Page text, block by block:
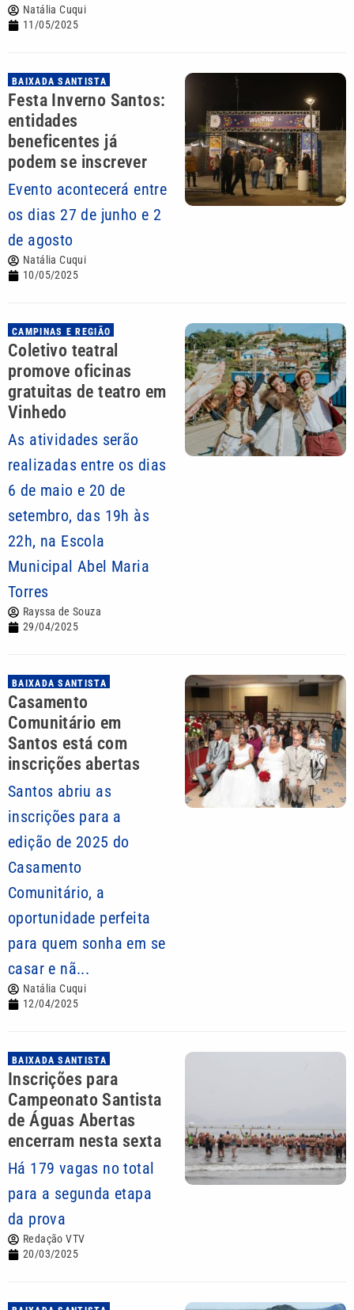
Natália Cuqui
11/05/2025
BAIXADA SANTISTA
Festa Inverno Santos:
entidades
beneficentes já
podem se inscrever
Evento acontecerá entre
os dias 27 de junho e 2
de agosto
Natália Cuqui
10/05/2025
CAMPINAS E REGIÃO
Coletivo teatral
promove oficinas
gratuitas de teatro em
Vinhedo
As atividades serão
realizadas entre os dias
6 de maio e 20 de
setembro, das 19h às
22h, na Escola
Municipal Abel Maria
Torres
Rayssa de Souza
29/04/2025
BAIXADA SANTISTA
Casamento
Comunitário em
Santos está com
inscrições abertas
Santos abriu as
inscrições para a
edição de 2025 do
Casamento
Comunitário, a
oportunidade perfeita
para quem sonha em se
casar e nã...
Natália Cuqui
12/04/2025
BAIXADA SANTISTA
Inscrições para
Campeonato Santista
de Águas Abertas
encerram nesta sexta
Há 179 vagas no total
para a segunda etapa
da prova
Redação VTV
20/03/2025